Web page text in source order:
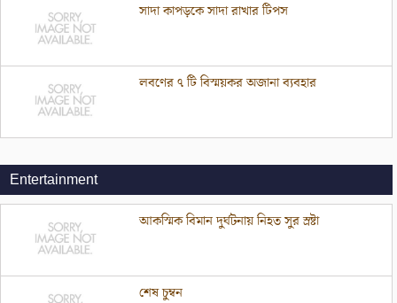
সাদা কাপড়কে সাদা রাখার টিপস
লবণের ৭ টি বিস্ময়কর অজানা ব্যবহার
Entertainment
আকস্মিক বিমান দুর্ঘটনায় নিহত সুর স্রষ্টা
শেষ চুম্বন